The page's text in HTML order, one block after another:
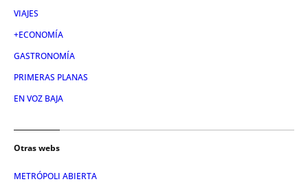
VIAJES
+ECONOMÍA
GASTRONOMÍA
PRIMERAS PLANAS
EN VOZ BAJA
Otras webs
METRÓPOLI ABIERTA